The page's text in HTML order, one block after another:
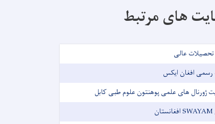
های مرتبط
تحصیلات عالی
افغان ایکس
ژورنال های علمی پوهنتون علوم طبی کابل